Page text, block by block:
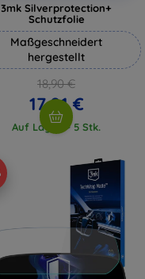
3mk Silverprotection+
Schutzfolie
Maßgeschneidert
hergestellt
18,90 €
17,01 €
Auf Lager > 5 Stk.